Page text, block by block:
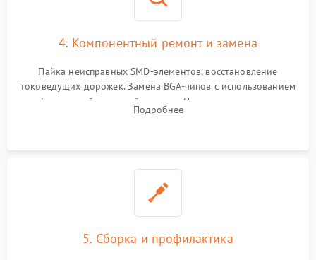
4. Компонентный ремонт и замена
Пайка неисправных SMD-элементов, восстановление
токоведущих дорожек. Замена BGA-чипов с использованием
инфракрасной паяльной станции. Прошивка микросхемы
BIOS или замена поврежденных портов USB
Подробнее
5. Сборка и профилактика